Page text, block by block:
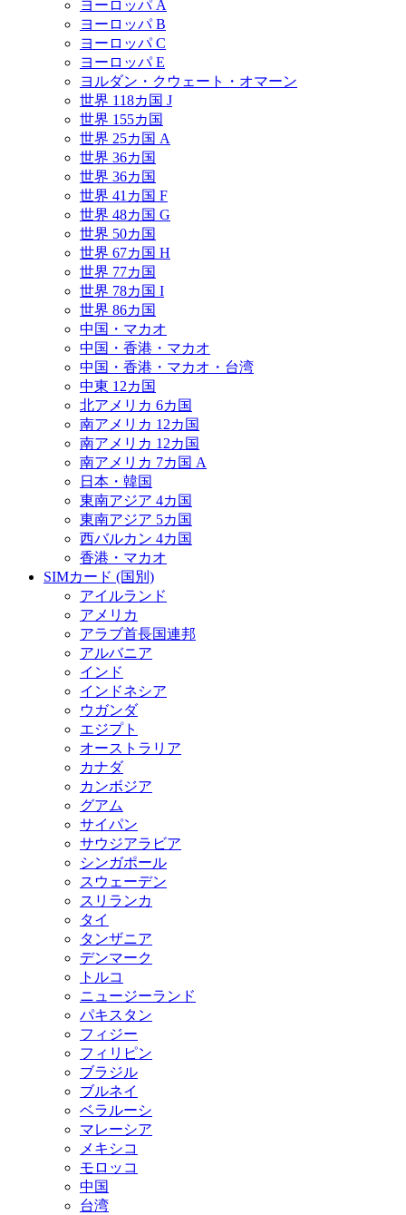
ヨーロッパ A
ヨーロッパ B
ヨーロッパ C
ヨーロッパ E
ヨルダン・クウェート・オマーン
世界 118カ国 J
世界 155カ国
世界 25カ国 A
世界 36カ国
世界 36カ国
世界 41カ国 F
世界 48カ国 G
世界 50カ国
世界 67カ国 H
世界 77カ国
世界 78カ国 I
世界 86カ国
中国・マカオ
中国・香港・マカオ
中国・香港・マカオ・台湾
中東 12カ国
北アメリカ 6カ国
南アメリカ 12カ国
南アメリカ 12カ国
南アメリカ 7カ国 A
日本・韓国
東南アジア 4カ国
東南アジア 5カ国
西バルカン 4カ国
香港・マカオ
SIMカード (国別)
アイルランド
アメリカ
アラブ首長国連邦
アルバニア
インド
インドネシア
ウガンダ
エジプト
オーストラリア
カナダ
カンボジア
グアム
サイパン
サウジアラビア
シンガポール
スウェーデン
スリランカ
タイ
タンザニア
デンマーク
トルコ
ニュージーランド
パキスタン
フィジー
フィリピン
ブラジル
ブルネイ
ベラルーシ
マレーシア
メキシコ
モロッコ
中国
台湾